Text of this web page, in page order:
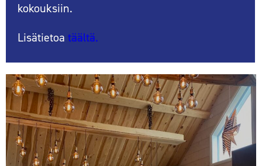
kokouksiin.
Lisätietoa täältä.